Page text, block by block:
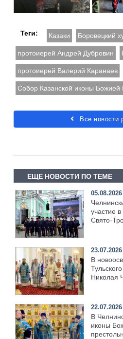
Теги: Казаки Боровецкий
протоиерей Андрей Дубровин
протоиерей Валерий Каранаев
Собор Казанской иконы Божией
Все новости
ЕЩЕ НОВОСТИ ПО ТЕМЕ
05.08.2026
участие
23.07.2026
В
Николая
22.07.2026
В
иконы